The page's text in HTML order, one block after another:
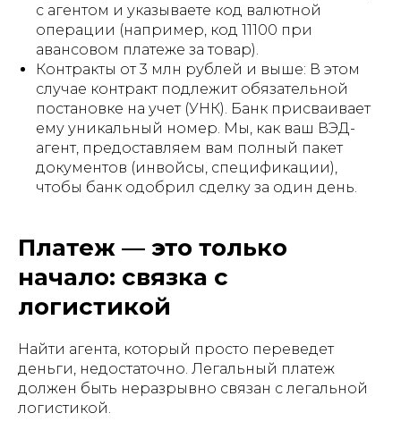
с агентом и указываете код валютной
операции (например, код 11100 при
авансовом платеже за товар).
Контракты от 3 млн рублей и выше: В этом
случае контракт подлежит обязательной
постановке на учет (УНК). Банк присваивает
ему уникальный номер. Мы, как ваш ВЭД-
агент, предоставляем вам полный пакет
документов (инвойсы, спецификации),
чтобы банк одобрил сделку за один день.
Платеж — это только
начало: связка с
логистикой
Найти агента, который просто переведет
деньги, недостаточно. Легальный платеж
должен быть неразрывно связан с легальной
логистикой.